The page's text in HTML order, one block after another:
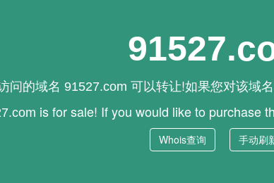
问的域名 91527.com 可以转让!如果您对该域
is for sale! If you would like to purchase
Whois查询 手动刷